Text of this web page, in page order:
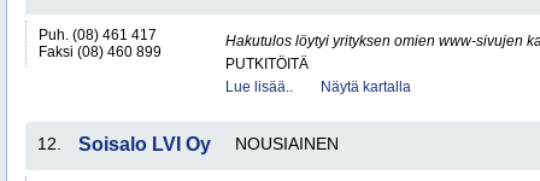
Puh. (08) 461 417
Faksi (08) 460 899
Hakutulos löytyi yrityksen omien www-sivujen
PUTKITÖITÄ
Lue lisää..
Näytä kartalla
12. Soisalo LVI Oy NOUSIAINEN